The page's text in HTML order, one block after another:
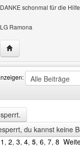
DANKE schonmal für die
LG Ramona
Website dieses
du kannst keine
1 , 2, 3, 4, 5, 6, 7, 8